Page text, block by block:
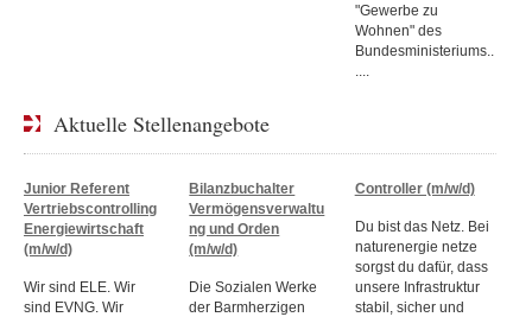
"Gewerbe zu
Wohnen" des
Bundesministeriums..
Aktuelle Stellenangebote
Junior Referent
Vertriebscontrolling
Energiewirtschaft
(m/w/d)
Wir sind ELE. Wir
sind EVNG. Wir
Bilanzbuchalter
Vermögensverwaltu
ng und Orden
(m/w/d)
Die Sozialen Werke
der Barmherzigen
Controller (m/w/d)
Du bist das Netz. Bei
naturenergie netze
sorgst du dafür, dass
unsere Infrastruktur
stabil, sicher und